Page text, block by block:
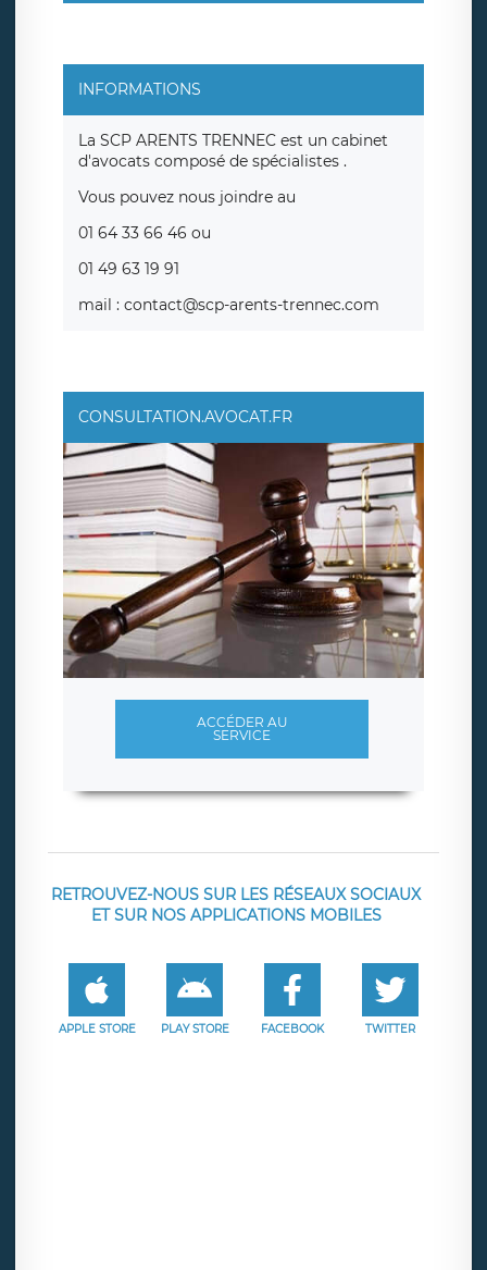
INFORMATIONS
La SCP ARENTS TRENNEC est un cabinet
d'avocats composé de spécialistes .
Vous pouvez nous joindre au
01 64 33 66 46 ou
01 49 63 19 91
mail : contact@scp-arents-trennec.com
CONSULTATION.AVOCAT.FR
ACCÉDER AU
SERVICE
RETROUVEZ-NOUS SUR LES RÉSEAUX SOCIAUX
ET SUR NOS APPLICATIONS MOBILES
APPLE STORE PLAY STORE FACEBOOK TWITTER